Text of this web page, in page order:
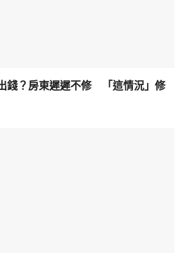
錢？房東遲遲不修 「這情況」修